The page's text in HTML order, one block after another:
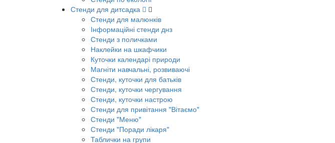
Стенди для дитсадка
Стенди для малюнків
Інформаційні стенди днз
Стенди з поличками
Наклейки на шкафчики
Куточки календарі природи
Магніти навчальні, розвиваючі
Стенди, куточки для батьків
Стенди, куточки чергування
Стенди, куточки настрою
Стенди для привітання "Вітаємо"
Стенди "Меню"
Стенди "Поради лікаря"
Таблички на групи